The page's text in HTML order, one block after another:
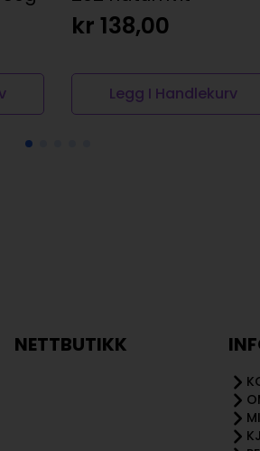
kr 138,00
Legg I Handlekurv
NETTBUTIKK